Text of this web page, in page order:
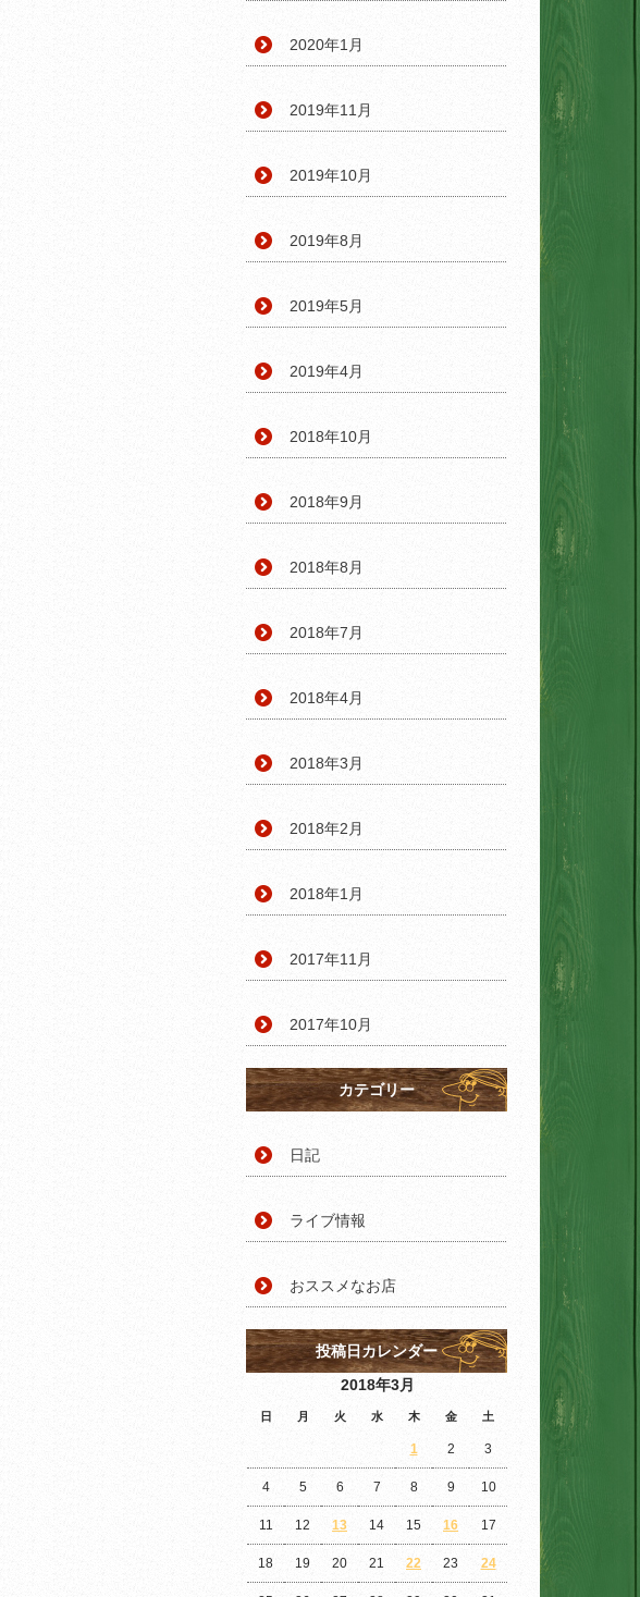
2020年1月
2019年11月
2019年10月
2019年8月
2019年5月
2019年4月
2018年10月
2018年9月
2018年8月
2018年7月
2018年4月
2018年3月
2018年2月
2018年1月
2017年11月
2017年10月
カテゴリー
日記
ライブ情報
おススメなお店
投稿日カレンダー
2018年3月
日 月 火 水 木 金 土
1 2 3
4 5 6 7 8 9 10
11 12 13 14 15 16 17
18 19 20 21 22 23 24